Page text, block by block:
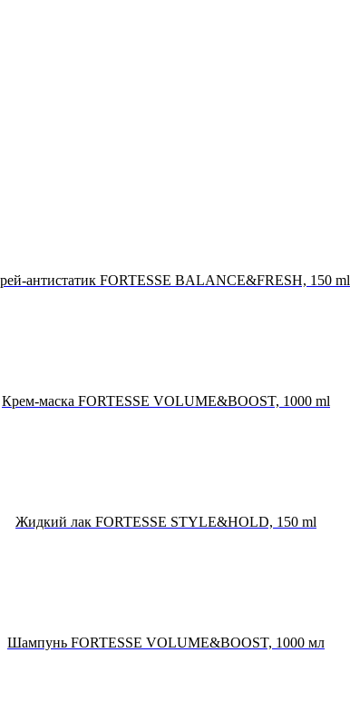
антистатик FORTESSE BALANCE&FRESH, 150 ml
Крем-маска FORTESSE VOLUME&BOOST, 1000 ml
Жидкий лак FORTESSE STYLE&HOLD, 150 ml
Шампунь FORTESSE VOLUME&BOOST, 1000 мл